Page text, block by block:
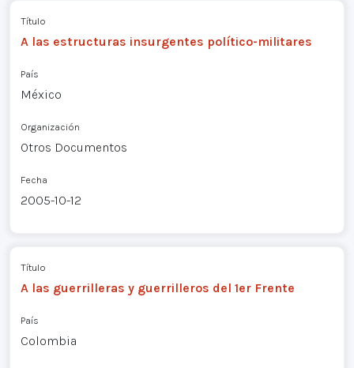
Título
A las estructuras insurgentes político-militares
País
México
Organización
Otros Documentos
Fecha
2005-10-12
Título
A las guerrilleras y guerrilleros del 1er Frente
País
Colombia